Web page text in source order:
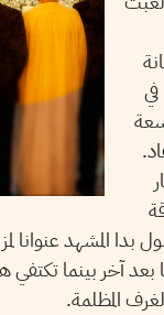
بدا المشهد عنوانا
آخر بينما
المظلمة.